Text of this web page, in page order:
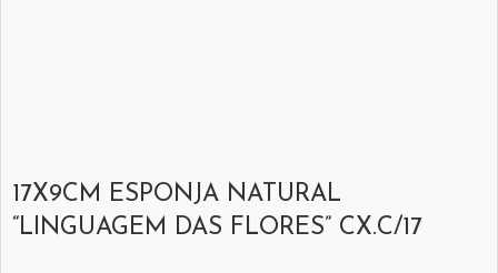
17X9CM ESPONJA NATURAL
“LINGUAGEM DAS FLORES” CX.C/17